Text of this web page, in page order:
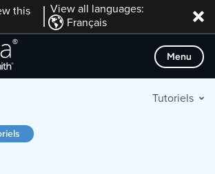
this
View all languages:
Français
Menu
Tutoriels